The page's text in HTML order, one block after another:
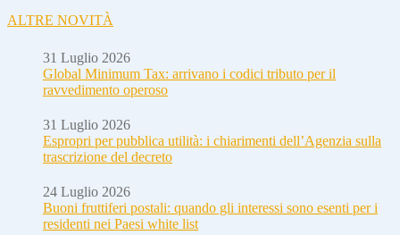
ALTRE NOVITÀ
31 Luglio 2026
Global Minimum Tax: arrivano i codici tributo per il
ravvedimento operoso
31 Luglio 2026
Espropri per pubblica utilità: i chiarimenti dell’Agenzia sulla
trascrizione del decreto
24 Luglio 2026
Buoni fruttiferi postali: quando gli interessi sono esenti per i
residenti nei Paesi white list